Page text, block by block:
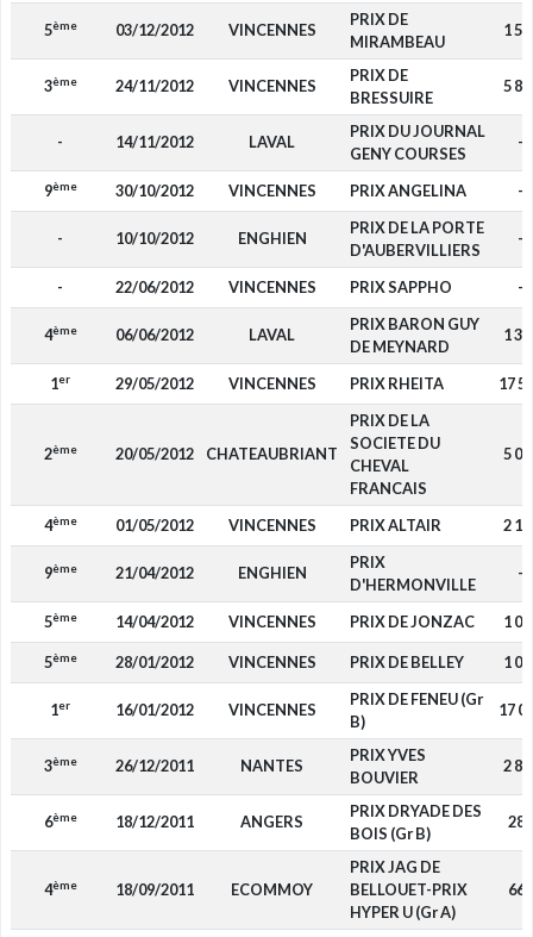
5ème 03/12/2012 VINCENNES
PRIX DE
MIRAMBEAU
1
3ème 24/11/2012 VINCENNES
PRIX DE
BRESSUIRE
5
- 14/11/2012 LAVAL
PRIX DU JOURNAL
GENY COURSES
-
9ème 30/10/2012 VINCENNES PRIX ANGELINA -
- 10/10/2012 ENGHIEN
PRIX DE LA PORTE
D'AUBERVILLIERS
-
- 22/06/2012 VINCENNES PRIX SAPPHO -
4ème 06/06/2012 LAVAL
PRIX BARON GUY
DE MEYNARD
1
1er 29/05/2012 VINCENNES PRIX RHEITA 17
2ème 20/05/2012 CHATEAUBRIANT
PRIX DE LA
SOCIETE DU
CHEVAL
FRANCAIS
5
4ème 01/05/2012 VINCENNES PRIX ALTAIR 2
9ème 21/04/2012 ENGHIEN
PRIX
D'HERMONVILLE
-
5ème 14/04/2012 VINCENNES PRIX DE JONZAC 1
5ème 28/01/2012 VINCENNES PRIX DE BELLEY 1
1er 16/01/2012 VINCENNES
PRIX DE FENEU (Gr
B)
17
3ème 26/12/2011 NANTES
PRIX YVES
BOUVIER
2
6ème 18/12/2011 ANGERS
PRIX DRYADE DES
BOIS (Gr B)
280
4ème 18/09/2011 ECOMMOY
PRIX JAG DE
BELLOUET-PRIX
HYPER U (Gr A)
660